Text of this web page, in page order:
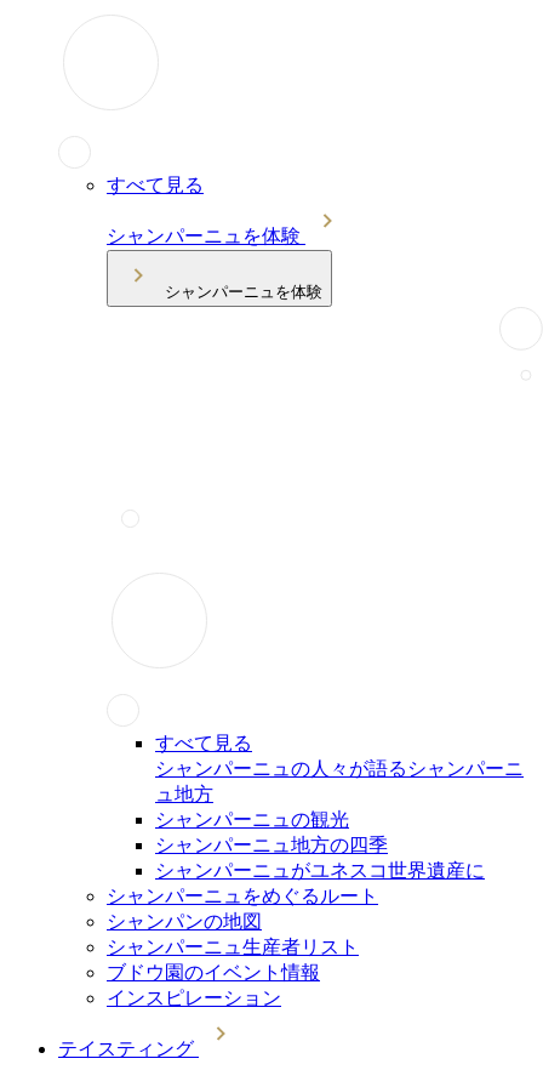
すべて見る
シャンパーニュを体験
シャンパーニュを体験
すべて見る
シャンパーニュの人々が語るシャンパーニ
ュ地方
シャンパーニュの観光
シャンパーニュ地方の四季
シャンパーニュがユネスコ世界遺産に
シャンパーニュをめぐるルート
シャンパンの地図
シャンパーニュ生産者リスト
ブドウ園のイベント情報
インスピレーション
テイスティング